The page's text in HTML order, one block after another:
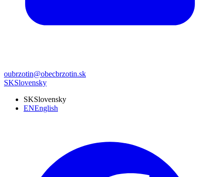
oubrzotin@obecbrzotin.sk
SKSlovensky
SKSlovensky
ENEnglish